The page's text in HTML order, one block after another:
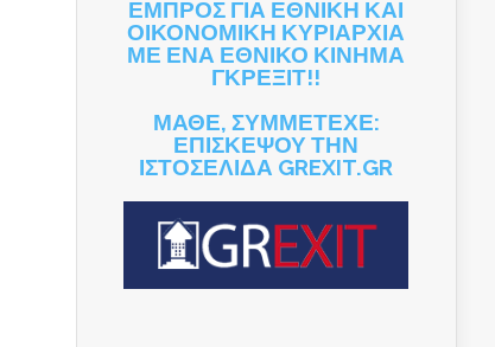
ΕΜΠΡΟΣ ΓΙΑ ΕΘΝΙΚΗ ΚΑΙ
ΟΙΚΟΝΟΜΙΚΗ ΚΥΡΙΑΡΧΙΑ
ΜΕ ΕΝΑ ΕΘΝΙΚΟ ΚΙΝΗΜΑ
ΓΚΡΕΞΙΤ!!
ΜΑΘΕ, ΣΥΜΜΕΤΕΧΕ:
ΕΠΙΣΚΕΨΟΥ ΤΗΝ
ΙΣΤΟΣΕΛΙΔΑ GREXIT.GR